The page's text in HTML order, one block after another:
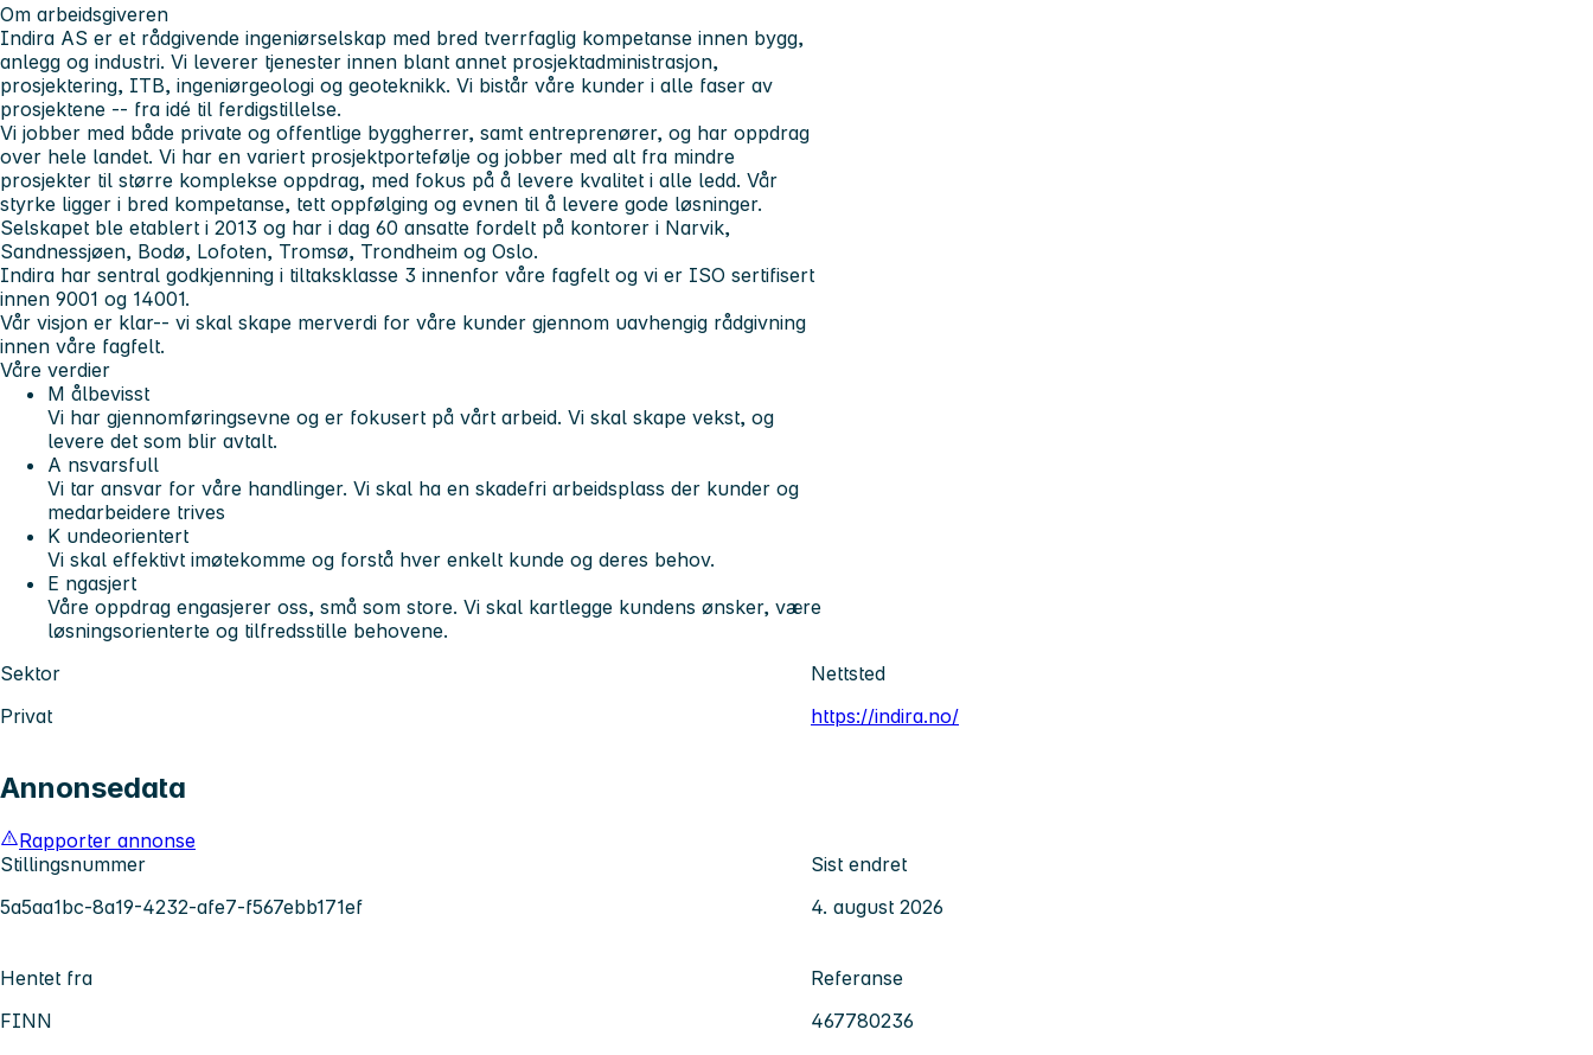
Om arbeidsgiveren
Indira AS er et rådgivende ingeniørselskap med bred tverrfaglig kompetanse innen bygg,
anlegg og industri. Vi leverer tjenester innen blant annet prosjektadministrasjon,
prosjektering, ITB, ingeniørgeologi og geoteknikk. Vi bistår våre kunder i alle faser av
prosjektene -- fra idé til ferdigstillelse.
Vi jobber med både private og offentlige byggherrer, samt entreprenører, og har oppdrag
over hele landet. Vi har en variert prosjektportefølje og jobber med alt fra mindre
prosjekter til større komplekse oppdrag, med fokus på å levere kvalitet i alle ledd. Vår
styrke ligger i bred kompetanse, tett oppfølging og evnen til å levere gode løsninger.
Selskapet ble etablert i 2013 og har i dag 60 ansatte fordelt på kontorer i Narvik,
Sandnessjøen, Bodø, Lofoten, Tromsø, Trondheim og Oslo.
Indira har sentral godkjenning i tiltaksklasse 3 innenfor våre fagfelt og vi er ISO sertifisert
innen 9001 og 14001.
Vår visjon er klar-- vi skal skape merverdi for våre kunder gjennom uavhengig rådgivning
innen våre fagfelt.
Våre verdier
M ålbevisst
Vi har gjennomføringsevne og er fokusert på vårt arbeid. Vi skal skape vekst, og
levere det som blir avtalt.
A nsvarsfull
Vi tar ansvar for våre handlinger. Vi skal ha en skadefri arbeidsplass der kunder og
medarbeidere trives
K undeorientert
Vi skal effektivt imøtekomme og forstå hver enkelt kunde og deres behov.
E ngasjert
Våre oppdrag engasjerer oss, små som store. Vi skal kartlegge kundens ønsker, være
løsningsorienterte og tilfredsstille behovene.
Sektor
Privat
Nettsted
https://indira.no/
Annonsedata
Rapporter annonse
Stillingsnummer
5a5aa1bc-8a19-4232-afe7-f567ebb171ef
Sist endret
4. august 2026
Hentet fra
FINN
Referanse
467780236